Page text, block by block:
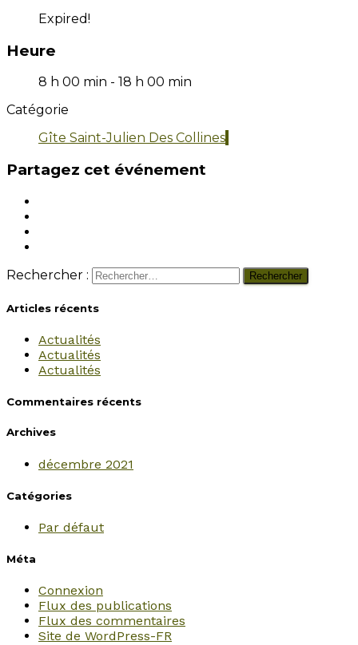
Expired!
Heure
8 h 00 min - 18 h 00 min
Catégorie
Gîte Saint-Julien Des Collines
Partagez cet événement
Rechercher :
Articles récents
Actualités
Actualités
Actualités
Commentaires récents
Archives
décembre 2021
Catégories
Par défaut
Méta
Connexion
Flux des publications
Flux des commentaires
Site de WordPress-FR